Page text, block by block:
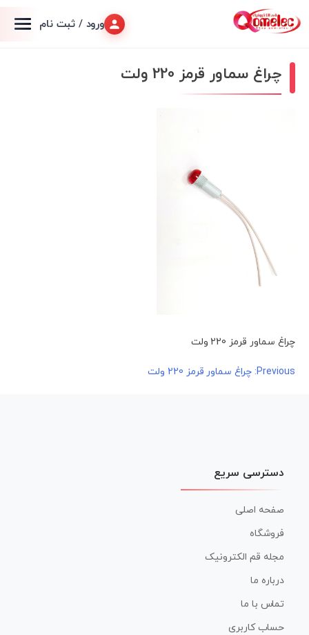
ورود / ثبت نام
چراغ سماور قرمز 220 ولت
چراغ سماور قرمز 220 ولت
راهبری
Previous: چراغ سماور قرمز 220 ولت
دسترسی سریع
صفحه اصلی
فروشگاه
مجله قم الکترونیک
درباره ما
تماس با ما
حساب کاربری